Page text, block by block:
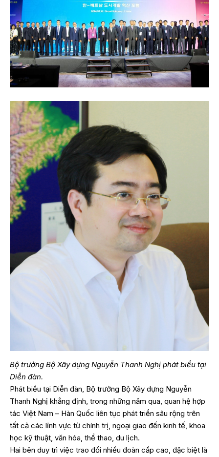
Bộ trưởng Bộ Xây dựng Nguyễn Thanh Nghị phát biểu tại
Diễn đàn.
Phát biểu tại Diễn đàn, Bộ trưởng Bộ Xây dựng Nguyễn
Thanh Nghị khẳng định, trong những năm qua, quan hệ hợp
tác Việt Nam – Hàn Quốc liên tục phát triển sâu rộng trên
tất cả các lĩnh vực từ chính trị, ngoại giao đến kinh tế, khoa
học kỹ thuật, văn hóa, thể thao, du lịch.
Hai bên duy trì việc trao đổi nhiều đoàn cấp cao, đặc biệt là